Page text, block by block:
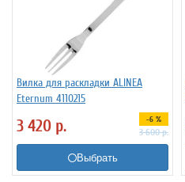
Вилка для раскладки ALINEA
Eternum 4110215
3 420 р. -6 %
3 600р.
Выбрать